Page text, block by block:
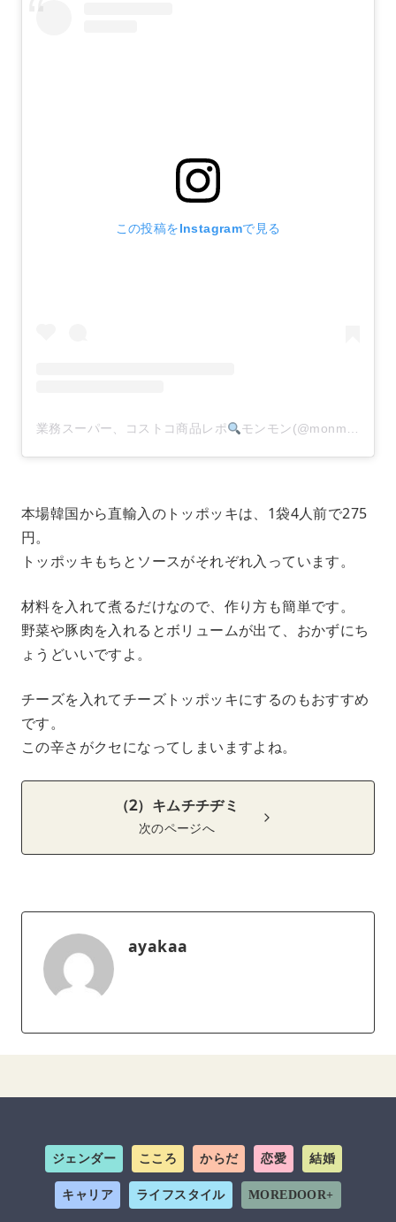
この投稿をInstagramで見る
業務スーパー、コストコ商品レポ モンモン(@monmon.121)がシェアした投稿
本場韓国から直輸入のトッポッキは、1袋4人前で275
円。
トッポッキもちとソースがそれぞれ入っています。
材料を入れて煮るだけなので、作り方も簡単です。
野菜や豚肉を入れるとボリュームが出て、おかずにち
ょうどいいですよ。
チーズを入れてチーズトッポッキにするのもおすすめ
です。
この辛さがクセになってしまいますよね。
（2）キムチチヂミ
次のページへ
ayakaa
ジェンダー こころ からだ 恋愛 結婚
キャリア ライフスタイル MOREDOOR+